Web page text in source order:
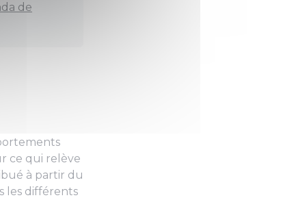
de
ce qui relève
à partir du
les différents